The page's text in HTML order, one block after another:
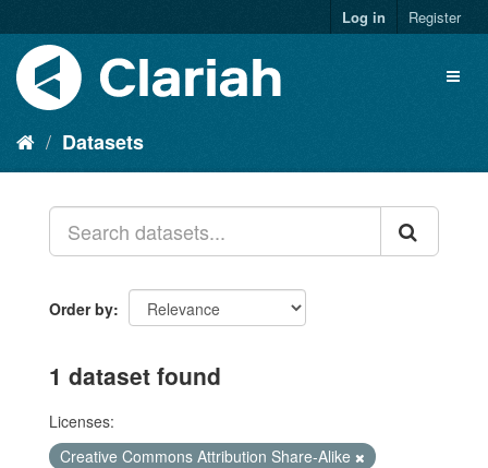
Log in Register
Datasets
Order by
1 dataset found
Licenses:
Creative Commons Attribution Share-Alike